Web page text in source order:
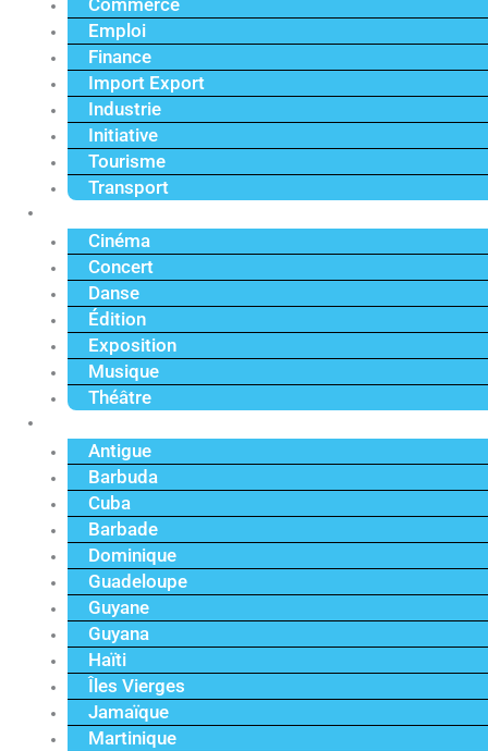
Commerce
Emploi
Finance
Import Export
Industrie
Initiative
Tourisme
Transport
Cinéma
Concert
Danse
Édition
Exposition
Musique
Théâtre
Antigue
Barbuda
Cuba
Barbade
Dominique
Guadeloupe
Guyane
Guyana
Haïti
Îles Vierges
Jamaïque
Martinique